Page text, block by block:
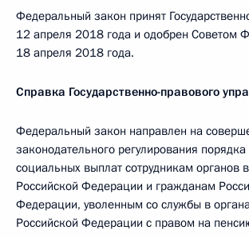
Федеральный закон принят
12 апреля 2018 года и одобрен Советом
18 апреля 2018 года.
Справка Государственно-правового
Федеральный закон направлен на
законодательного регулирования
социальных выплат сотрудникам органов
Российской Федерации и гражданам
Федерации, уволенным со службы в
Российской Федерации с правом на